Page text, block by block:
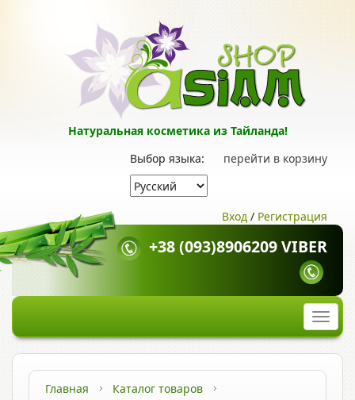
Натуральная косметика из Тайланда!
перейти в корзину
Выбор языка:
Вход / Регистрация
+38 (093)8906209 VIBER
Главная
Каталог товаров